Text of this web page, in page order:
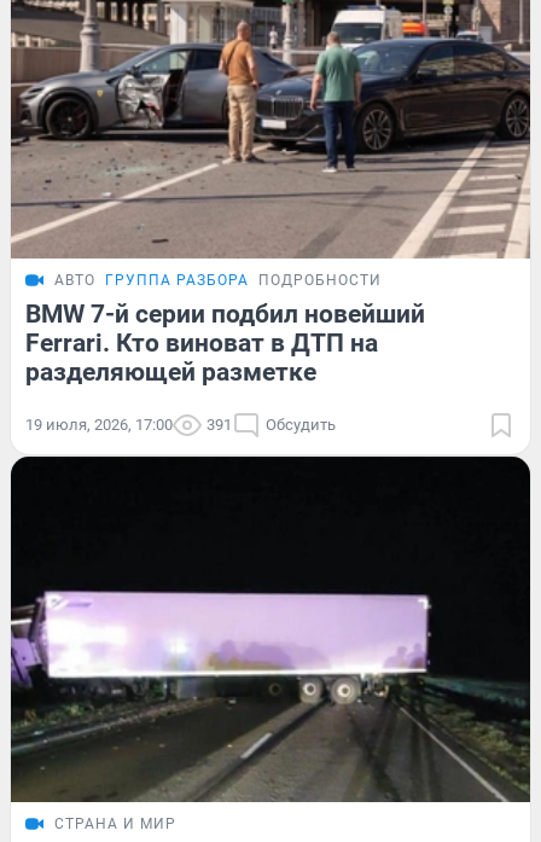
АВТО ГРУППА РАЗБОРА ПОДРОБНОСТИ
BMW 7-й серии подбил новейший
Ferrari. Кто виноват в ДТП на
разделяющей разметке
19 июля, 2026, 17:00 391 Обсудить
СТРАНА И МИР